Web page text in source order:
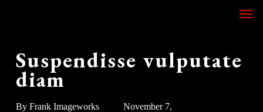
Menu
Suspendisse vulputate
diam
By Frank Imageworks
November 7,